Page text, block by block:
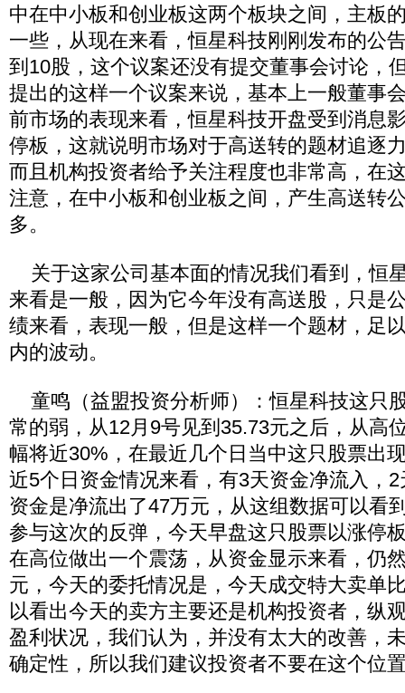
中在中小板和创业板这两个板块之间，主板
一些，从现在来看，恒星科技刚刚发布的公
到10股，这个议案还没有提交董事会讨论，
提出的这样一个议案来说，基本上一般董事
前市场的表现来看，恒星科技开盘受到消息
停板，这就说明市场对于高送转的题材追逐
而且机构投资者给予关注程度也非常高，在
注意，在中小板和创业板之间，产生高送转
多。
关于这家公司基本面的情况我们看到，恒
来看是一般，因为它今年没有高送股，只是
绩来看，表现一般，但是这样一个题材，足
内的波动。
童鸣（益盟投资分析师）：恒星科技这只
常的弱，从12月9号见到35.73元之后，从高
幅将近30%，在最近几个日当中这只股票出
近5个日资金情况来看，有3天资金净流入，
资金是净流出了47万元，从这组数据可以看
参与这次的反弹，今天早盘这只股票以涨停
在高位做出一个震荡，从资金显示来看，仍
元，今天的委托情况是，今天成交特大卖单
以看出今天的卖方主要还是机构投资者，纵
盈利状况，我们认为，并没有太大的改善，
确定性，所以我们建议投资者不要在这个位